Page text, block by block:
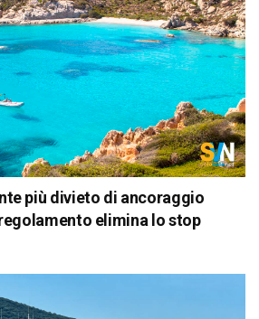
più divieto di ancoraggio
elimina lo stop